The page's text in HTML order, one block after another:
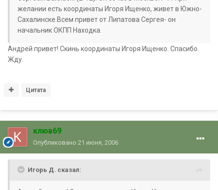
желании есть координаты Игоря Ищенко, живет в Южно-
Сахалинске.Всем привет от Липатова Сергея- он
начальник ОКПП Находка.
Андрей привет! Скинь координаты Игоря Ищенко. Спасибо.
Жду.
Цитата
клюв69
Опубликовано 21 июня, 2006
Игорь Д. сказал: